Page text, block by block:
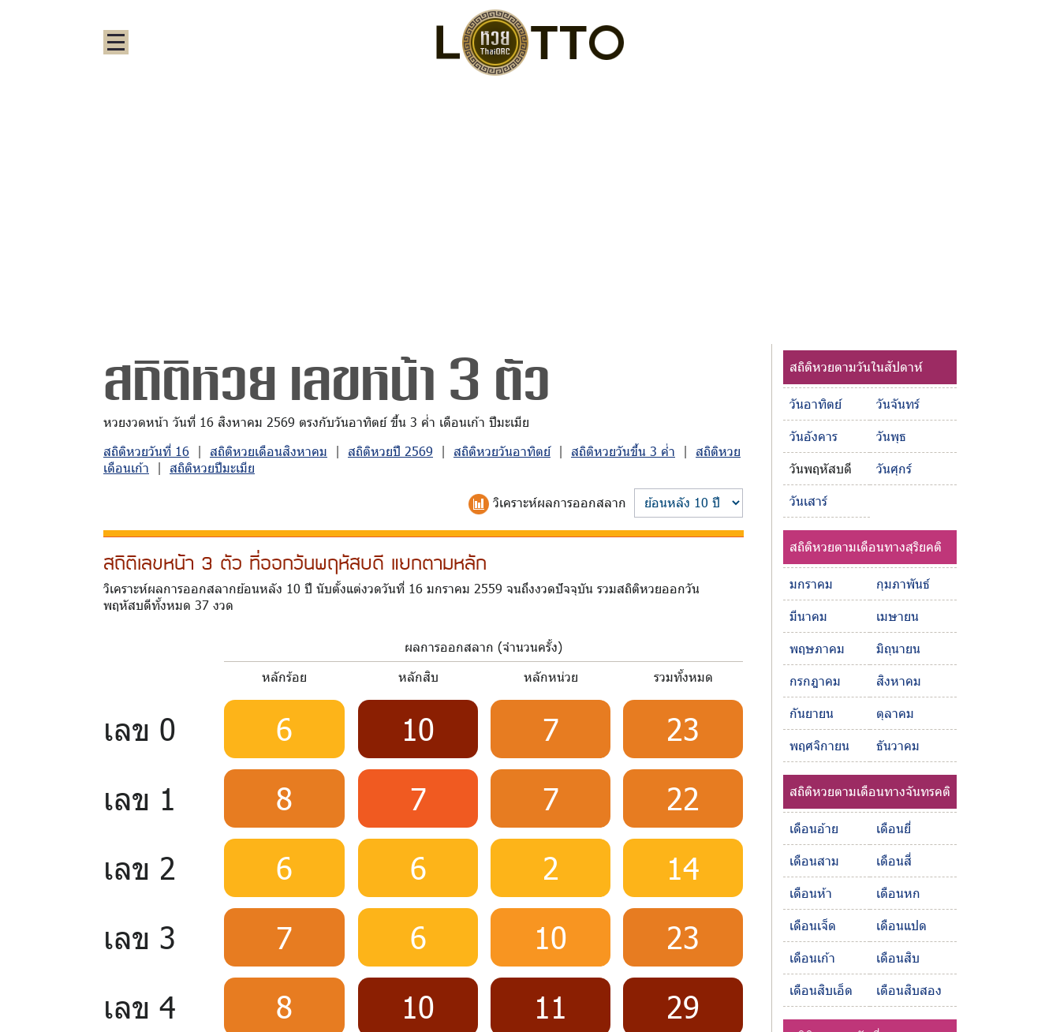
สถิติหวย เลขหน้า 3 ตัว
หวยงวดหน้า วันที่ 16 สิงหาคม 2569 ตรงกับวันอาทิตย์ ขึ้น 3 ค่ำ เดือนเก้า ปีมะเมีย
สถิติหวยวันที่ 16 | สถิติหวยเดือนสิงหาคม | สถิติหวยปี 2569 | สถิติหวยวันอาทิตย์| สถิติหวยวันขึ้น 3 ค่ำ | สถิติหวย
เดือนเก้า | สถิติหวยปีมะเมีย
วิเคราะห์ผลการออกสลาก
สถิติเลขหน้า 3 ตัว ที่ออกวันพฤหัสบดี แยกตามหลัก
วิเคราะห์ผลการออกสลากย้อนหลัง 10 ปี นับตั้งแต่งวดวันที่ 16 มกราคม 2559 จนถึงงวดปัจจุบัน รวมสถิติหวยออกวัน
พฤหัสบดีทั้งหมด 37 งวด
ผลการออกสลาก (จำนวนครั้ง)
หลักร้อย
หลักสิบ หลักหน่วย รวมทั้งหมด
เลข 0 6 10 7
23
เลข 1
8 7 7
22
เลข 2
6 6 2
14
เลข 3
7 6 10
23
เลข 4
8 10 11
29
สถิติหวยตามวันในสัปดาห์
วันอาทิตย์
วันจันทร์
วันอังคาร
วันพุธ
วันพฤหัสบดี
วันศุกร์
วันเสาร์
สถิติหวยตามเดือนทางสุริยคติ
มกราคม
กุมภาพันธ์
มีนาคม
เมษายน
พฤษภาคม
มิถุนายน
กรกฎาคม
สิงหาคม
กันยายน
ตุลาคม
พฤศจิกายน
ธันวาคม
สถิติหวยตามเดือนทางจันทรคติ
เดือนอ้าย
เดือนยี่
เดือนสาม
เดือนสี่
เดือนห้า
เดือนหก
เดือนเจ็ด
เดือนแปด
เดือนเก้า
เดือนสิบ
เดือนสิบเอ็ด
เดือนสิบสอง